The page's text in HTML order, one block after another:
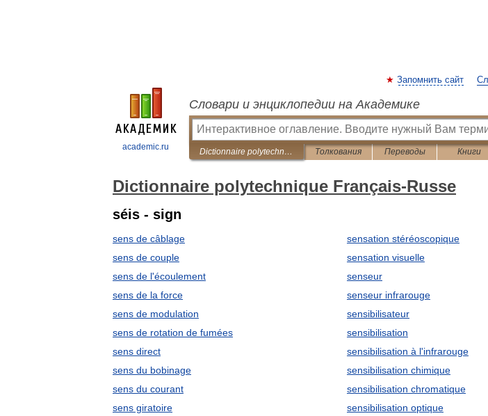
academic.ru
Запомнить сайт
Словари и энциклопедии на Академике
Dictionnaire polytechnique Français-Russe Толкования Переводы Книги
Dictionnaire polytechnique Français-Russe
séis - sign
sens de câblage
sens de couple
sens de l'écoulement
sens de la force
sens de modulation
sens de rotation de fumées
sens direct
sens du bobinage
sens du courant
sens giratoire
sensation stéréoscopique
sensation visuelle
senseur
senseur infrarouge
sensibilisateur
sensibilisation
sensibilisation à l'infrarouge
sensibilisation chimique
sensibilisation chromatique
sensibilisation optique